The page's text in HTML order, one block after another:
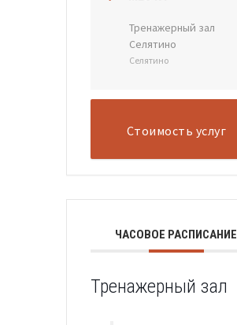
Тренажерный зал
Селятино
Селятино
Стоимость услуг
ЧАСОВОЕ РАСПИСАНИЕ
Тренажерный зал